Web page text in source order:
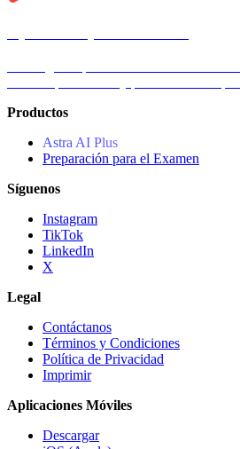
Productos
Astra AI Plus
Preparación para el Examen
Síguenos
Instagram
TikTok
LinkedIn
X
Legal
Contáctanos
Términos y Condiciones
Política de Privacidad
Imprimir
Aplicaciones Móviles
Descargar